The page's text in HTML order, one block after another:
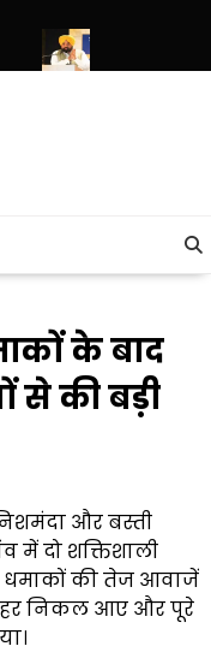
के बाद
से की बड़ी
और बस्ती
में दो शक्तिशाली
धमाकों की तेज आवाजें
निकल आए और पूरे